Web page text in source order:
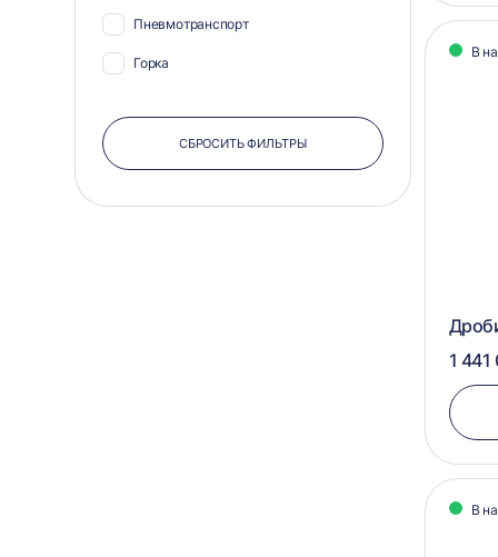
Пневмотранспорт
Горка
СБРОСИТЬ ФИЛЬТРЫ
В
1
В